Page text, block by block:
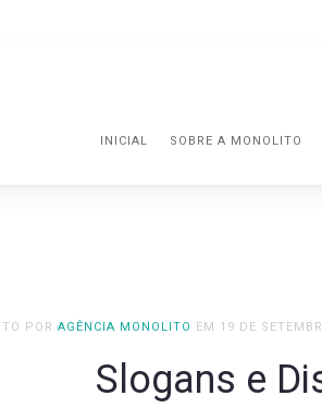
INICIAL SOBRE A MONOLITO
POR AGÊNCIA MONOLITO EM 19 DE
Slogans e